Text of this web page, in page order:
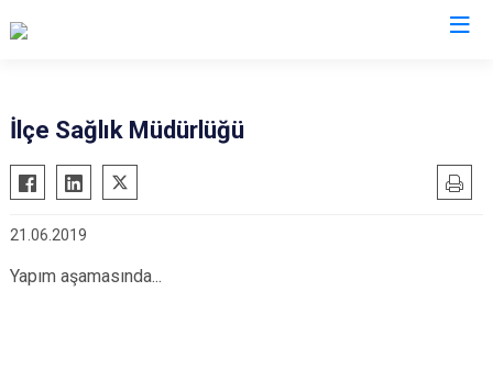
Tillo
Baykan
Eruh
Kurtalan
İlçe Sağlık Müdürlüğü
21.06.2019
Yapım aşamasında...